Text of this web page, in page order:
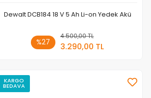
Dewalt DCB184 18 V 5 Ah Li-on Yedek Akü
%27
4.500,00 TL
3.290,00 TL
Stokta Yok
KARGO
BEDAVA Stokta Yok